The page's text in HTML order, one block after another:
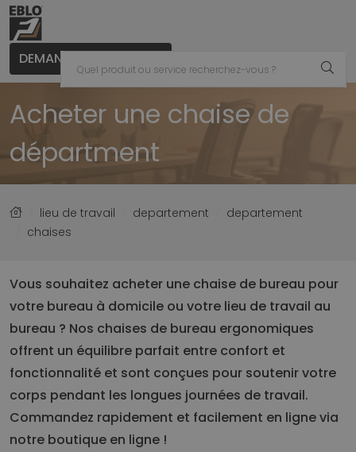
DEMANDER UN CONSEIL
Acheter une chaise de
départment
lieu de travail departement
departement
chaises
Vous souhaitez acheter une chaise de bureau pour
votre bureau à domicile ou votre lieu de travail au
bureau ? Nos chaises de bureau ergonomiques
offrent un équilibre parfait entre confort et
fonctionnalité et sont conçues pour soutenir votre
corps pendant les longues journées de travail.
Commandez rapidement et facilement en ligne via
notre boutique en ligne !